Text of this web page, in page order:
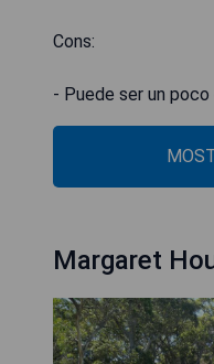
Cons:
- Puede ser un
Margaret